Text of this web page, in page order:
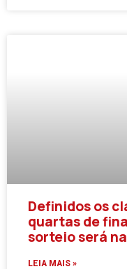
Definidos os
quartas de
sorteio será
LEIA MAIS »